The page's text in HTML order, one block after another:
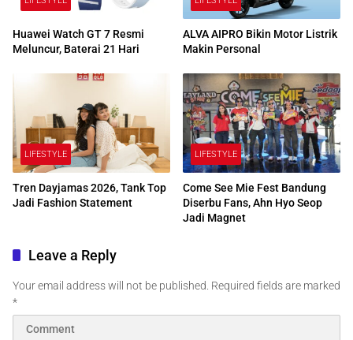
Huawei Watch GT 7 Resmi
Meluncur, Baterai 21 Hari
ALVA AIPRO Bikin Motor Listrik
Makin Personal
LIFESTYLE
Tren Dayjamas 2026, Tank Top
Jadi Fashion Statement
LIFESTYLE
Come See Mie Fest Bandung
Diserbu Fans, Ahn Hyo Seop
Jadi Magnet
Leave a Reply
Your email address will not be published. Required fields are marked
*